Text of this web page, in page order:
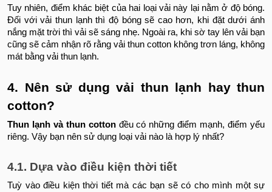
Tuy nhiên, điểm khác biệt của hai loại vải này lại nằm ở độ bóng.
Đối với vải thun lạnh thì độ bóng sẽ cao hơn, khi đặt dưới ánh
nắng mặt trời thì vải sẽ sáng nhẹ. Ngoài ra, khi sờ tay lên vải bạn
cũng sẽ cảm nhận rõ rằng vải thun cotton không trơn láng, không
mát bằng vải thun lạnh.
4. Nên sử dụng vải thun lạnh hay thun
cotton?
Thun lạnh và thun cotton đều có những điểm mạnh, điểm yếu
riêng. Vậy bạn nên sử dụng loại vải nào là hợp lý nhất?
4.1. Dựa vào điều kiện thời tiết
Tuỳ vào điều kiện thời tiết mà các bạn sẽ có cho mình một sự